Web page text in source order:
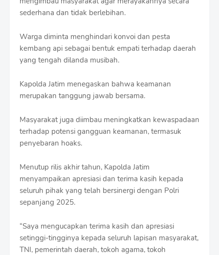
sederhana dan tidak berlebihan.
Warga diminta menghindari konvoi dan pesta
kembang api sebagai bentuk empati terhadap daerah
yang tengah dilanda musibah.
Kapolda Jatim menegaskan bahwa keamanan
merupakan tanggung jawab bersama.
Masyarakat juga diimbau meningkatkan kewaspadaan
terhadap potensi gangguan keamanan, termasuk
penyebaran hoaks.
Menutup rilis akhir tahun, Kapolda Jatim
menyampaikan apresiasi dan terima kasih kepada
seluruh pihak yang telah bersinergi dengan Polri
sepanjang 2025.
“Saya mengucapkan terima kasih dan apresiasi
setinggi-tingginya kepada seluruh lapisan masyarakat,
TNI, pemerintah daerah, tokoh agama, tokoh